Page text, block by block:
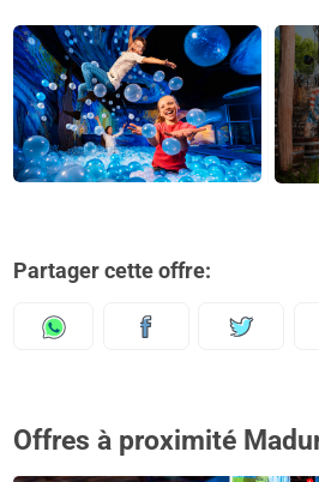
Partager cette offre:
Offres à proximité